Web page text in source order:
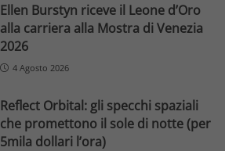
Ellen Burstyn riceve il Leone d’Oro
alla carriera alla Mostra di Venezia
2026
4 Agosto 2026
Reflect Orbital: gli specchi spaziali
che promettono il sole di notte (per
5mila dollari l’ora)